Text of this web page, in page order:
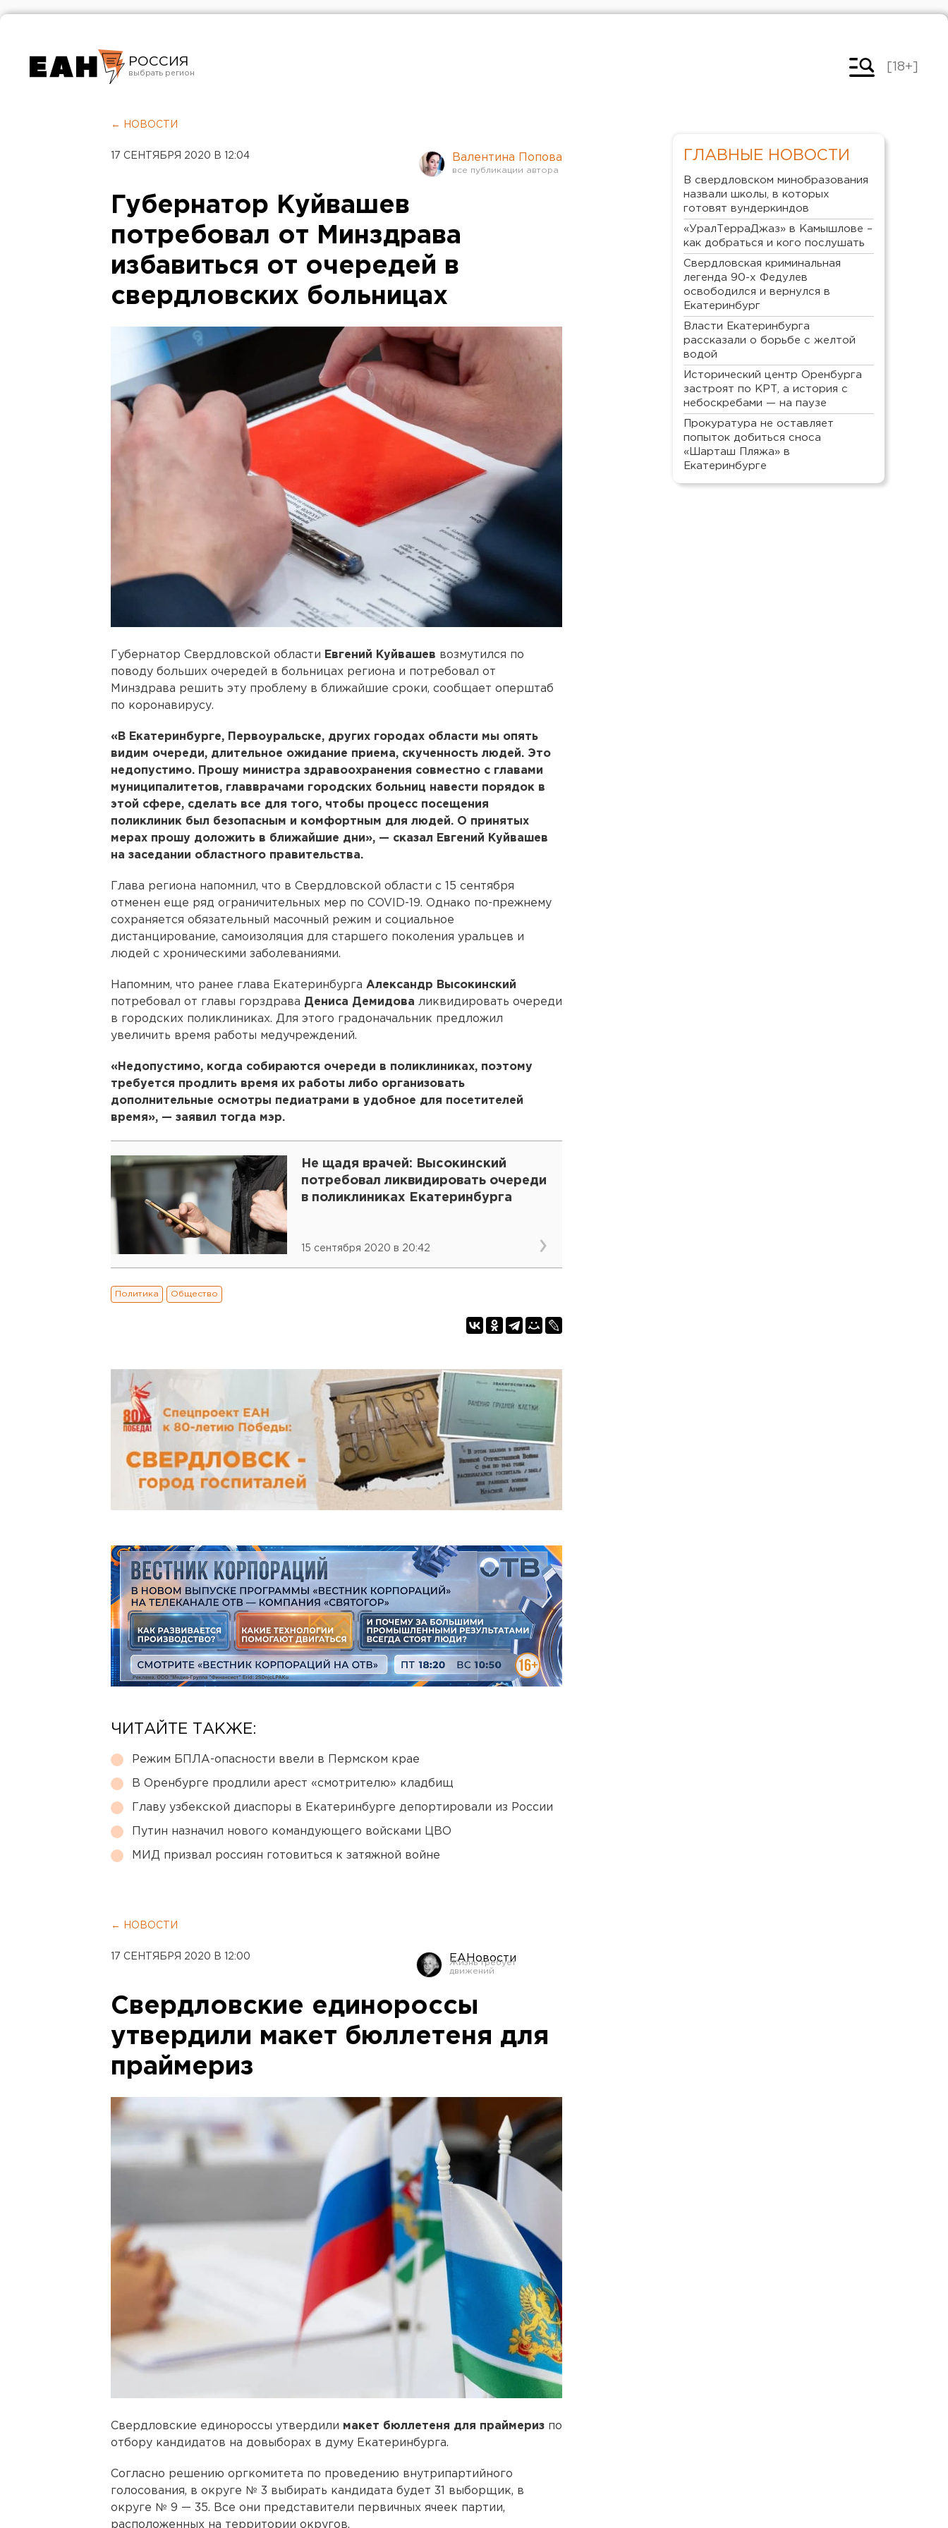
РОССИЯ
Челябинск
[18+]
← НОВОСТИ
17 СЕНТЯБРЯ 2020 В 12:04 Валентина Попова
Губернатор Куйвашев
потребовал от Минздрава
избавиться от очередей в
свердловских больницах
Губернатор Свердловской области Евгений Куйвашев возмутился по
поводу больших очередей в больницах региона и потребовал от
Минздрава решить эту проблему в ближайшие сроки, сообщает оперштаб
по коронавирусу.
«В Екатеринбурге, Первоуральске, других городах области мы опять
видим очереди, длительное ожидание приема, скученность людей. Это
недопустимо. Прошу министра здравоохранения совместно с главами
муниципалитетов, главврачами городских больниц навести порядок в
этой сфере, сделать все для того, чтобы процесс посещения
поликлиник был безопасным и комфортным для людей. О принятых
мерах прошу доложить в ближайшие дни», — сказал Евгений Куйвашев
на заседании областного правительства.
Глава региона напомнил, что в Свердловской области с 15 сентября
отменен еще ряд ограничительных мер по COVID-19. Однако по-прежнему
сохраняется обязательный масочный режим и социальное
дистанцирование, самоизоляция для старшего поколения уральцев и
людей с хроническими заболеваниями.
Напомним, что ранее глава Екатеринбурга Александр Высокинский
потребовал от главы горздрава Дениса Демидова ликвидировать очереди
в городских поликлиниках. Для этого градоначальник предложил
увеличить время работы медучреждений.
«Недопустимо, когда собираются очереди в поликлиниках, поэтому
требуется продлить время их работы либо организовать
дополнительные осмотры педиатрами в удобное для посетителей
время», — заявил тогда мэр.
Не щадя врачей: Высокинский
потребовал ликвидировать очереди
в поликлиниках Екатеринбурга
15 сентября 2020 в 20:42
Политика Общество
ЧИТАЙТЕ ТАКЖЕ:
Режим БПЛА-опасности ввели в Пермском крае
В Оренбурге продлили арест «смотрителю» кладбищ
Главу узбекской диаспоры в Екатеринбурге депортировали из России
Путин назначил нового командующего войсками ЦВО
МИД призвал россиян готовиться к затяжной войне
← НОВОСТИ
17 СЕНТЯБРЯ 2020 В 12:00 ЕАНовости
Свердловские единороссы
утвердили макет бюллетеня для
праймериз
Свердловские единороссы утвердили макет бюллетеня для праймериз по
отбору кандидатов на довыборах в думу Екатеринбурга.
Согласно решению оргкомитета по проведению внутрипартийного
голосования, в округе № 3 выбирать кандидата будет 31 выборщик, в
округе № 9 — 35. Все они представители первичных ячеек партии,
расположенных на территории округов.
ГЛАВНЫЕ НОВОСТИ
В свердловском минобразования
назвали школы, в которых
готовят вундеркиндов
«УралТерраДжаз» в Камышлове –
как добраться и кого послушать
Свердловская криминальная
легенда 90-х Федулев
освободился и вернулся в
Екатеринбург
Власти Екатеринбурга
рассказали о борьбе с желтой
водой
Исторический центр Оренбурга
застроят по КРТ, а история с
небоскребами — на паузе
Прокуратура не оставляет
попыток добиться сноса
«Шарташ Пляжа» в
Екатеринбурге